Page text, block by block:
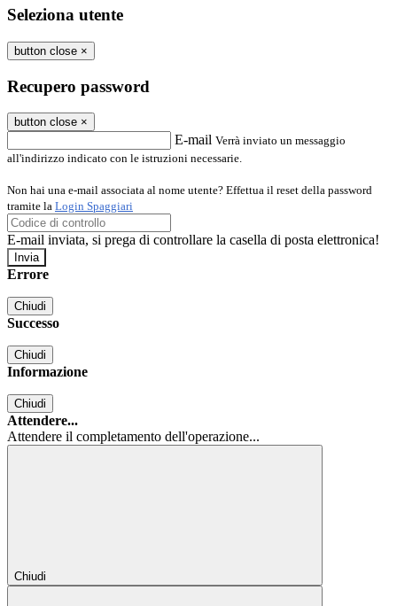
Seleziona utente
button close ×
Recupero password
button close ×
E-mail Verrà inviato un messaggio
all'indirizzo indicato con le istruzioni necessarie.
Non hai una e-mail associata al nome utente? Effettua il reset della password
tramite la Login Spaggiari
E-mail inviata, si prega di controllare la casella di posta elettronica!
Errore
Chiudi
Successo
Chiudi
Informazione
Chiudi
Attendere...
Attendere il completamento dell'operazione...
Chiudi